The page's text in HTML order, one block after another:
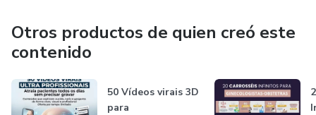
Otros productos de quien creó este
contenido
50 Vídeos virais 3D
para